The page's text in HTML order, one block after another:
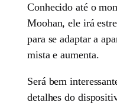
Conhecido até o
Moohan, ele irá
para se adaptar a
mista e aumenta.
Será bem
detalhes do